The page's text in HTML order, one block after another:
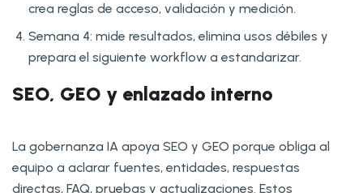
crea reglas de acceso, validación y medición.
Semana 4: mide resultados, elimina usos débiles y
prepara el siguiente workflow a estandarizar.
SEO, GEO y enlazado interno
La gobernanza IA apoya SEO y GEO porque obliga al
equipo a aclarar fuentes, entidades, respuestas
directas, FAQ, pruebas y actualizaciones. Estos